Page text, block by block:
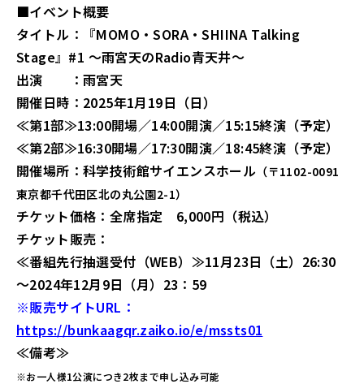
■イベント概要
タイトル：『MOMO・SORA・SHIINA Talking
Stage』#1 ～雨宮天のRadio青天井～
出演 ：雨宮天
開催日時：2025年1月19日（日）
≪第1部≫13:00開場／14:00開演／15:15終演（予定）
≪第2部≫16:30開場／17:30開演／18:45終演（予定）
開催場所：科学技術館サイエンスホール （〒1102-0091
東京都千代田区北の丸公園2-1）
チケット価格：全席指定 6,000円（税込）
チケット販売：
≪番組先行抽選受付（WEB）≫11月23日（土）26:30
～2024年12月9日（月）23：59
※販売サイトURL：
https://bunkaagqr.zaiko.io/e/mssts01
≪備考≫
※お一人様1公演につき2枚まで申し込み可能